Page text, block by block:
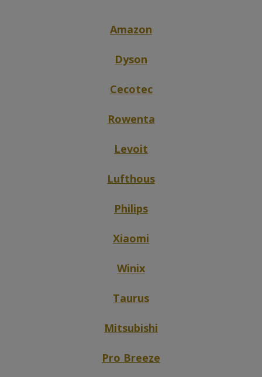
Amazon
Dyson
Cecotec
Rowenta
Levoit
Lufthous
Philips
Xiaomi
Winix
Taurus
Mitsubishi
Pro Breeze